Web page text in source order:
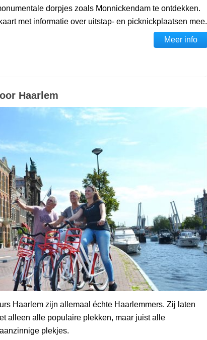
dorpjes zoals Monnickendam te ontdekken.
met informatie over uitstap- en picknickplaatsen mee.
Meer info
Haarlem
Haarlem zijn allemaal échte Haarlemmers. Zij laten
alleen alle populaire plekken, maar juist alle
plekjes.